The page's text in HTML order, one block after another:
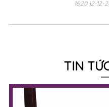
16:20 12-
TIN